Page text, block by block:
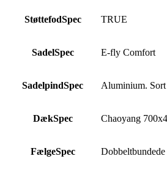
StøttefodSpec TRUE
SadelSpec E-fly Comfort
SadelpindSpec Aluminium. Sort
DækSpec Chaoyang
FælgeSpec